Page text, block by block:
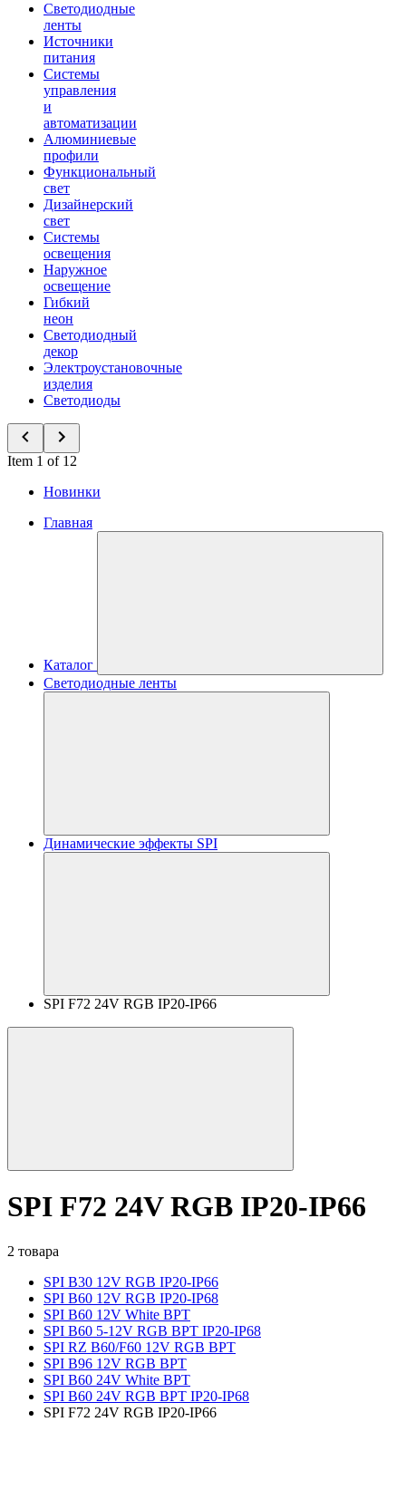
Светодиодные
ленты
Источники
питания
Системы
управления
и
автоматизации
Алюминиевые
профили
Функциональный
свет
Дизайнерский
свет
Системы
освещения
Наружное
освещение
Гибкий
неон
Светодиодный
декор
Электроустановочные
изделия
Светодиоды
Item 1 of 12
Новинки
Главная
Каталог
Светодиодные ленты
Динамические эффекты SPI
SPI F72 24V RGB IP20-IP66
SPI F72 24V RGB IP20-IP66
2 товара
SPI B30 12V RGB IP20-IP66
SPI B60 12V RGB IP20-IP68
SPI B60 12V White BPT
SPI B60 5-12V RGB BPT IP20-IP68
SPI RZ B60/F60 12V RGB BPT
SPI B96 12V RGB BPT
SPI B60 24V White BPT
SPI B60 24V RGB BPT IP20-IP68
SPI F72 24V RGB IP20-IP66